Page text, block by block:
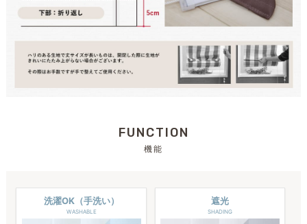
FUNCTION
機能
洗濯OK（手洗い）
WASHABLE
遮光
SHADING